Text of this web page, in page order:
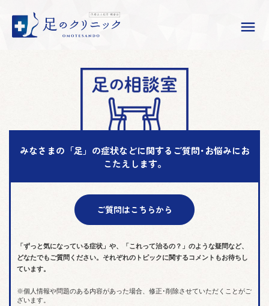
みなさまの「足」の症状などに関する ご質問･お悩みにお
こたえします。
ご質問はこちらから
「ずっと気になっている症状」や、「これって治るの？」のような疑問など、
どなたでもご質問ください。それぞれのトピックに関するコメントもお待ちし
ています。
個人情報や問題のある内容があった場合、修正･削除させていただくことがご
ざいます。
